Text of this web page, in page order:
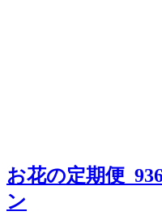
お花の定期便
ン